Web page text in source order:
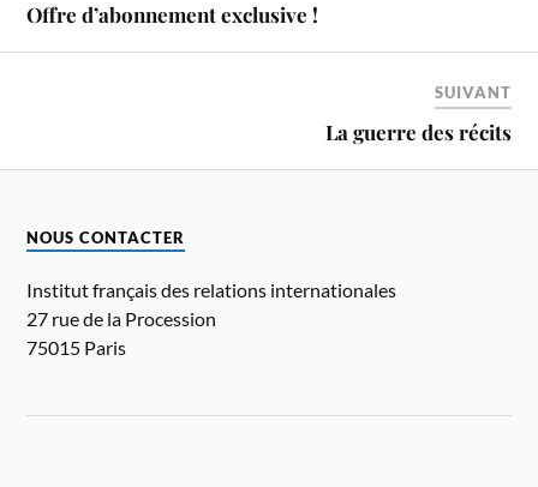
Offre d’abonnement exclusive !
SUIVANT
La guerre des récits
NOUS CONTACTER
Institut français des relations internationales
27 rue de la Procession
75015 Paris